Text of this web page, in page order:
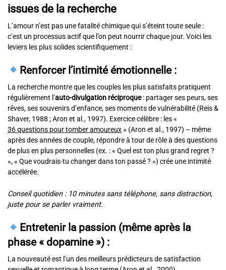
issues de la recherche
L’amour n’est pas une fatalité chimique qui s’éteint toute seule :
c’est un processus actif que l’on peut nourrir chaque jour. Voici les
leviers les plus solides scientifiquement :
Renforcer l’intimité émotionnelle:
La recherche montre que les couples les plus satisfaits pratiquent
régulièrement l’auto-divulgation réciproque: partager ses peurs, ses
rêves, ses souvenirs d’enfance, ses moments de vulnérabilité (Reis &
Shaver, 1988 ; Aron et al., 1997). Exercice célèbre : les «
36 questions pour tomber amoureux » (Aron et al., 1997) – même
après des années de couple, répondre à tour de rôle à des questions
de plus en plus personnelles (ex. : « Quel est ton plus grand regret ?
», « Que voudrais-tu changer dans ton passé ? ») crée une intimité
accélérée.
Conseil quotidien : 10 minutes sans téléphone, sans distraction,
juste pour se parler vraiment.
Entretenir la passion (même après la
phase « dopamine ») :
La nouveauté est l’un des meilleurs prédicteurs de satisfaction